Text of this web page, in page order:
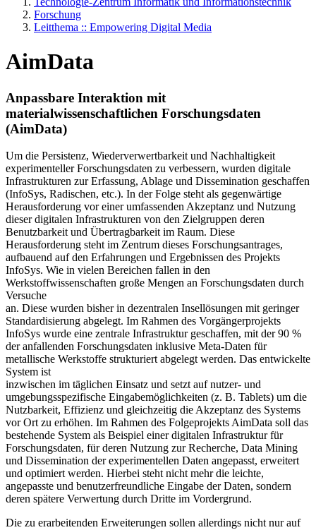
Forschung
Leitthema :: Empowering Digital Media
AimData
Anpassbare Interaktion mit
materialwissenschaftlichen Forschungsdaten
(AimData)
Um die Persistenz, Wiederverwertbarkeit und Nachhaltigkeit
experimenteller Forschungsdaten zu verbessern, wurden digitale
Infrastrukturen zur Erfassung, Ablage und Dissemination geschaffen
(InfoSys, Radischen, etc.). In der Folge steht als gegenwärtige
Herausforderung vor einer umfassenden Akzeptanz und Nutzung
dieser digitalen Infrastrukturen von den Zielgruppen deren
Benutzbarkeit und Übertragbarkeit im Raum. Diese
Herausforderung steht im Zentrum dieses Forschungsantrages,
aufbauend auf den Erfahrungen und Ergebnissen des Projekts
InfoSys. Wie in vielen Bereichen fallen in den
Werkstoffwissenschaften große Mengen an Forschungsdaten durch
Versuche
an. Diese wurden bisher in dezentralen Insellösungen mit geringer
Standardisierung abgelegt. Im Rahmen des Vorgängerprojekts
InfoSys wurde eine zentrale Infrastruktur geschaffen, mit der 90 %
der anfallenden Forschungsdaten inklusive Meta-Daten für
metallische Werkstoffe strukturiert abgelegt werden. Das entwickelte
System ist
inzwischen im täglichen Einsatz und setzt auf nutzer- und
umgebungsspezifische Eingabemöglichkeiten (z. B. Tablets) um die
Nutzbarkeit, Effizienz und gleichzeitig die Akzeptanz des Systems
vor Ort zu erhöhen. Im Rahmen des Folgeprojekts AimData soll das
bestehende System als Beispiel einer digitalen Infrastruktur für
Forschungsdaten, für deren Nutzung zur Recherche, Data Mining
und Dissemination der experimentellen Daten angepasst, erweitert
und optimiert werden. Hierbei steht nicht mehr die leichte,
angepasste und benutzerfreundliche Eingabe der Daten, sondern
deren spätere Verwertung durch Dritte im Vordergrund.
Die zu erarbeitenden Erweiterungen sollen allerdings nicht nur auf